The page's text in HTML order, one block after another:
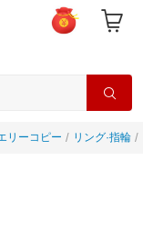
リーコピー リング·指輪